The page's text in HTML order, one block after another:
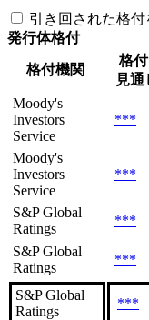
引き回された格付
発行体格付
格付機関
格
見通
Moody's
Investors
Service
***
Moody's
Investors
Service
***
S&P Global
Ratings
***
S&P Global
Ratings
***
S&P Global
Ratings
***